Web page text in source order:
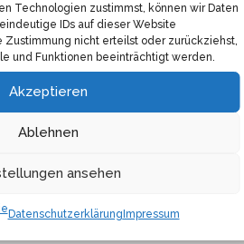
Technologien zustimmst, können wir Daten
IDs auf dieser Website
nicht erteilst oder zurückziehst,
und Funktionen beeinträchtigt werden.
Akzeptieren
Ablehnen
ansehen
DatenschutzerklärungImpressum
strenge Laborprüfungen. Die
festen Qualitätsstandards,
durch eine Prise